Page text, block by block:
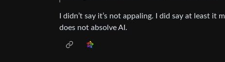
I didn’t say it’s not appaling. I did say at least
does not absolve AI.